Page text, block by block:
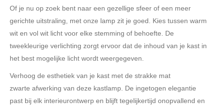
Of je nu op zoek bent naar een gezellige sfeer of een meer
gerichte uitstraling, met onze lamp zit je goed. Kies tussen warm
wit en vol wit licht voor elke stemming of behoefte. De
tweekleurige verlichting zorgt ervoor dat de inhoud van je kast in
het best mogelijke licht wordt weergegeven.
Verhoog de esthetiek van je kast met de strakke mat
zwarte afwerking van deze kastlamp. De ingetogen elegantie
past bij elk interieurontwerp en blijft tegelijkertijd onopvallend en